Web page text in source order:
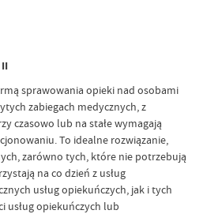
sprawowania opieki nad osobami
zabiegach medycznych, z
czasowo lub na stałe wymagają
To idealne rozwiązanie,
zarówno tych, które nie potrzebują
na co dzień z usług
usług opiekuńczych, jak i tych
usług opiekuńczych lub